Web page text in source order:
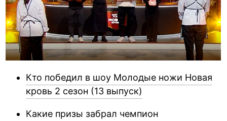
Кто победил в шоу Молодые ножи Новая
кровь 2 сезон (13 выпуск)
Какие призы забрал чемпион